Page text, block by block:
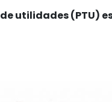
utilidades (PTU)